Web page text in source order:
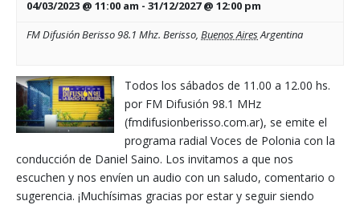
04/03/2023 @ 11:00 am - 31/12/2027 @ 12:00 pm
FM Difusión Berisso 98.1 Mhz. Berisso, Buenos AiresArgentina
Todos los sábados de 11.00 a 12.00 hs.
por FM Difusión 98.1 MHz
(fmdifusionberisso.com.ar), se emite el
programa radial Voces de Polonia con la
conducción de Daniel Saino. Los invitamos a que nos
escuchen y nos envíen un audio con un saludo, comentario o
sugerencia. ¡Muchísimas gracias por estar y seguir siendo